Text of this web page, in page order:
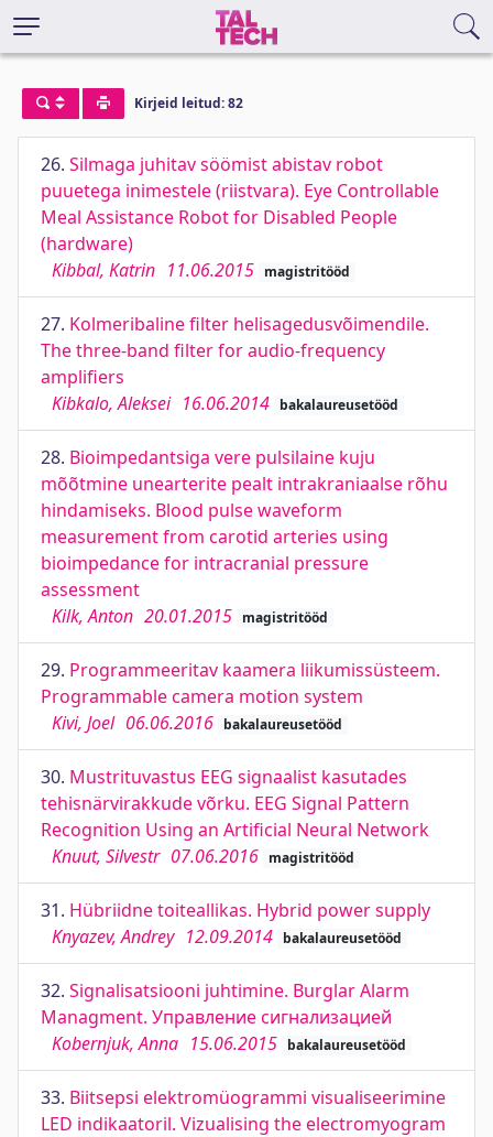
Kirjeid leitud: 82
26. Silmaga juhitav söömist abistav robot
puuetega inimestele (riistvara). Eye Controllable
Meal Assistance Robot for Disabled People
(hardware)
Kibbal, Katrin 11.06.2015 magistritööd
27. Kolmeribaline filter helisagedusvõimendile.
The three-band filter for audio-frequency
amplifiers
Kibkalo, Aleksei 16.06.2014 bakalaureusetööd
28. Bioimpedantsiga vere pulsilaine kuju
mõõtmine unearterite pealt intrakraniaalse rõhu
hindamiseks. Blood pulse waveform
measurement from carotid arteries using
bioimpedance for intracranial pressure
assessment
Kilk, Anton 20.01.2015 magistritööd
29. Programmeeritav kaamera liikumissüsteem.
Programmable camera motion system
Kivi, Joel 06.06.2016 bakalaureusetööd
30. Mustrituvastus EEG signaalist kasutades
tehisnärvirakkude võrku. EEG Signal Pattern
Recognition Using an Artificial Neural Network
Knuut, Silvestr 07.06.2016 magistritööd
31. Hübriidne toiteallikas. Hybrid роwеr supply
Knyazev, Andrey 12.09.2014 bakalaureusetööd
32. Signalisatsiooni juhtimine. Burglar Alarm
Managment. Управление сигнализацией
Kobernjuk, Anna 15.06.2015 bakalaureusetööd
33. Biitsepsi elektromüogrammi visualiseerimine
LED indikaatoril. Vizualising the electromyogram